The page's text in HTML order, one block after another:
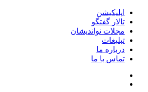
اپلیکیشن
تالار گفتگو
مجلات نواندیشان
تبلیغات
درباره ما
تماس با ما